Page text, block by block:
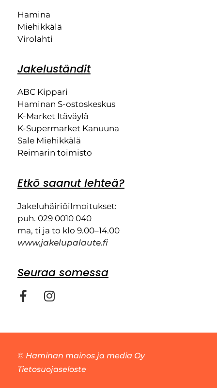
Hamina
Miehikkälä
Virolahti
Jakeluständit
ABC Kippari
Haminan S-ostoskeskus
K-Market Itäväylä
K-Supermarket Kanuuna
Sale Miehikkälä
Reimarin toimisto
Etkö saanut lehteä?
Jakeluhäiriöilmoitukset:
puh. 029 0010 040
ma, ti ja to klo 9.00–14.00
www.jakelupalaute.fi
Seuraa somessa
© Haminan mainos ja media Oy
Tietosuojaseloste